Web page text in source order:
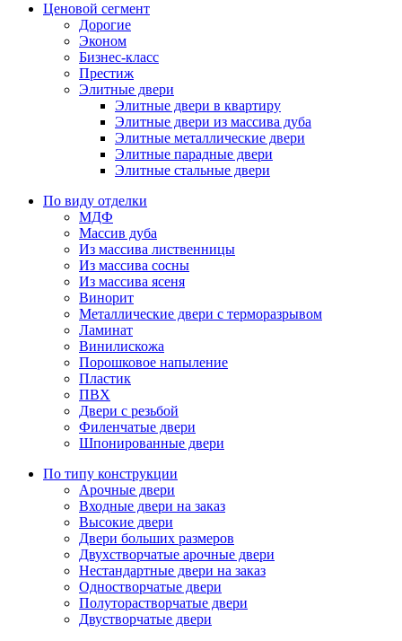
Ценовой сегмент
Дорогие
Эконом
Бизнес-класс
Престиж
Элитные двери
Элитные двери в квартиру
Элитные двери из массива дуба
Элитные металлические двери
Элитные парадные двери
Элитные стальные двери
По виду отделки
МДФ
Массив дуба
Из массива лиственницы
Из массива сосны
Из массива ясеня
Винорит
Металлические двери с терморазрывом
Ламинат
Винилискожа
Порошковое напыление
Пластик
ПВХ
Двери с резьбой
Филенчатые двери
Шпонированные двери
По типу конструкции
Арочные двери
Входные двери на заказ
Высокие двери
Двери больших размеров
Двухстворчатые арочные двери
Нестандартные двери на заказ
Одностворчатые двери
Полуторастворчатые двери
Двустворчатые двери